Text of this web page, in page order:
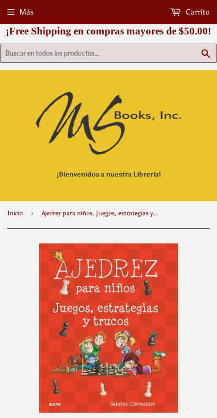
¡Free Shipping en compras mayores de $50.00!
¡Bienvenidos a nuestra Librería!
Más Carrito
Inicio › Ajedrez para niños. Juegos, estrategias y trucos